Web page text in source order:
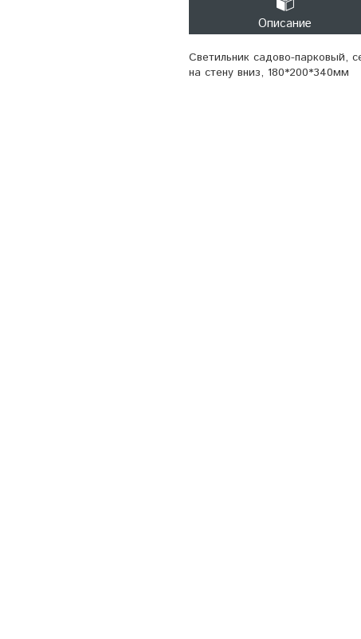
Описание
Светильник садово-парковый,
на стену вниз, 180*200*340мм